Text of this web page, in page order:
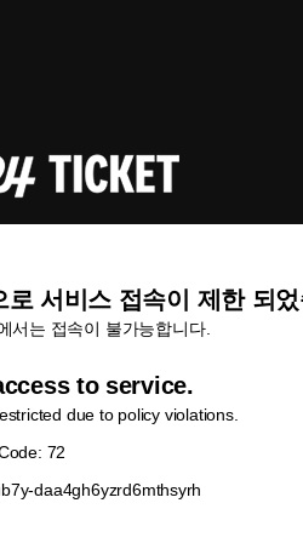
서비스 접속이 제한 되
서는 접속이 불가능합니다.
to service.
due to policy violations.
72
daa4gh6yzrd6mthsyrh